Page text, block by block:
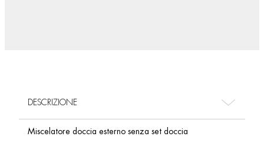
DESCRIZIONE
Miscelatore doccia esterno senza set doccia